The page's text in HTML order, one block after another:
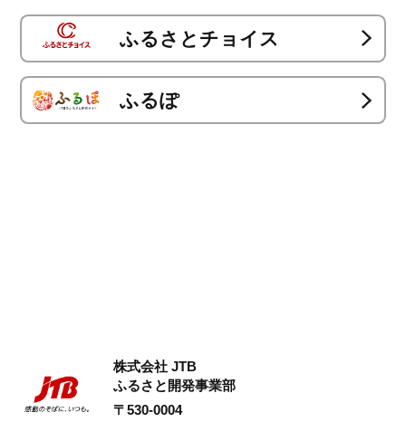
ふるさとチョイス
ふるぽ
株式会社 JTB
ふるさと開発事業部
〒530-0004